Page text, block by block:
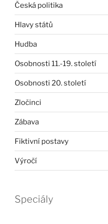
Česká politika
Hlavy států
Hudba
Osobnosti 11.-19. století
Osobnosti 20. století
Zločinci
Zábava
Fiktivní postavy
Výročí
Speciály